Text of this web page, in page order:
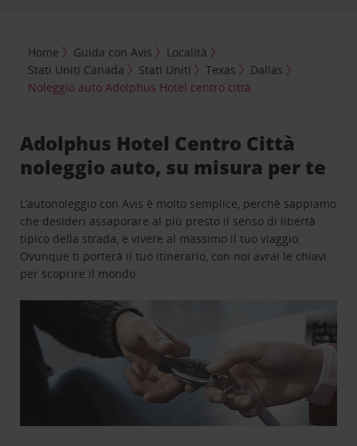
Home Guida con Avis
Località
Stati Uniti Canada
Stati Uniti Texas
Dallas
Noleggio auto Adolphus Hotel centro città
Adolphus Hotel Centro Città
noleggio auto, su misura per te
L’autonoleggio con Avis è molto semplice, perchè sappiamo
che desideri assaporare al più presto il senso di libertà
tipico della strada, e vivere al massimo il tuo viaggio.
Ovunque ti porterà il tuo itinerario, con noi avrai le chiavi
per scoprire il mondo.